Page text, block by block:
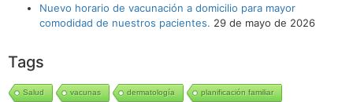
Nuevo horario de vacunación a domicilio para mayor
comodidad de nuestros pacientes. 29 de mayo de 2026
Tags
Salud vacunas dermatología planificación familiar